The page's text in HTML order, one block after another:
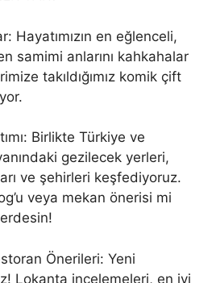
Hayatımızın en eğlenceli,
samimi anlarını kahkahalar
takıldığımız komik çift
Birlikte Türkiye ve
gezilecek yerleri,
ve şehirleri keşfediyoruz.
veya mekan önerisi mi
Önerileri: Yeni
Lokanta incelemeleri, en iyi